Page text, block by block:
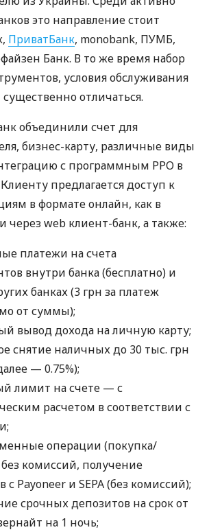
это направление стоит
ПриватБанк, monobank, ПУМБ,
Банк. В то же время набор
условия обслуживания
отличаться.
объединили счет для
бизнес-карту, различные виды
с программным РРО в
предлагается доступ к
в формате онлайн, как в
через web клиент-банк, а также:
платежи на счета
внутри банка (бесплатно) и
банках (3 грн за платеж
от суммы);
вывод дохода на личную карту;
снятие наличных до 30 тыс. грн
— 0.75%);
лимит на счете — с
расчетом в соответствии с
операции (покупка/
комиссий, получение
с Payoneer и SEPA (без комиссий);
срочных депозитов на срок от
на 1 ночь;